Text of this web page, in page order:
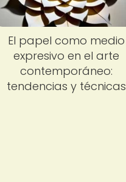
El papel como medio
expresivo en el arte
contemporáneo:
tendencias y técnicas